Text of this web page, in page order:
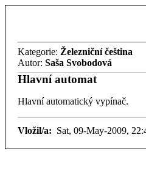
Kategorie: Železniční čeština
Autor: Saša Svobodová
Hlavní automat
Hlavní automatický vypínač.
Vložil/a: Sat, 09-May-2009,